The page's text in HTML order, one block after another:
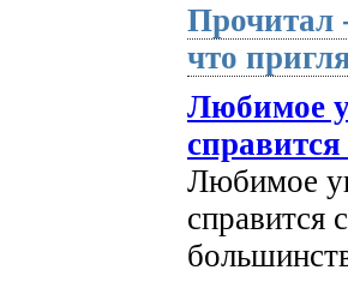
Прочитал
что
Любимое
справится
Любимое
справится